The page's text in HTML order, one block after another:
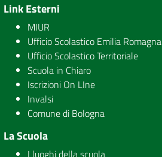
Link Esterni
MIUR
Ufficio Scolastico Emilia Romagna
Ufficio Scolastico Territoriale
Scuola in Chiaro
Iscrizioni On LIne
Invalsi
Comune di Bologna
La Scuola
I luoghi della scuola